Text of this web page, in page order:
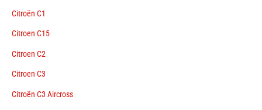
Citroën C1
Citroen C15
Citroen C2
Citroen C3
Citroën C3 Aircross